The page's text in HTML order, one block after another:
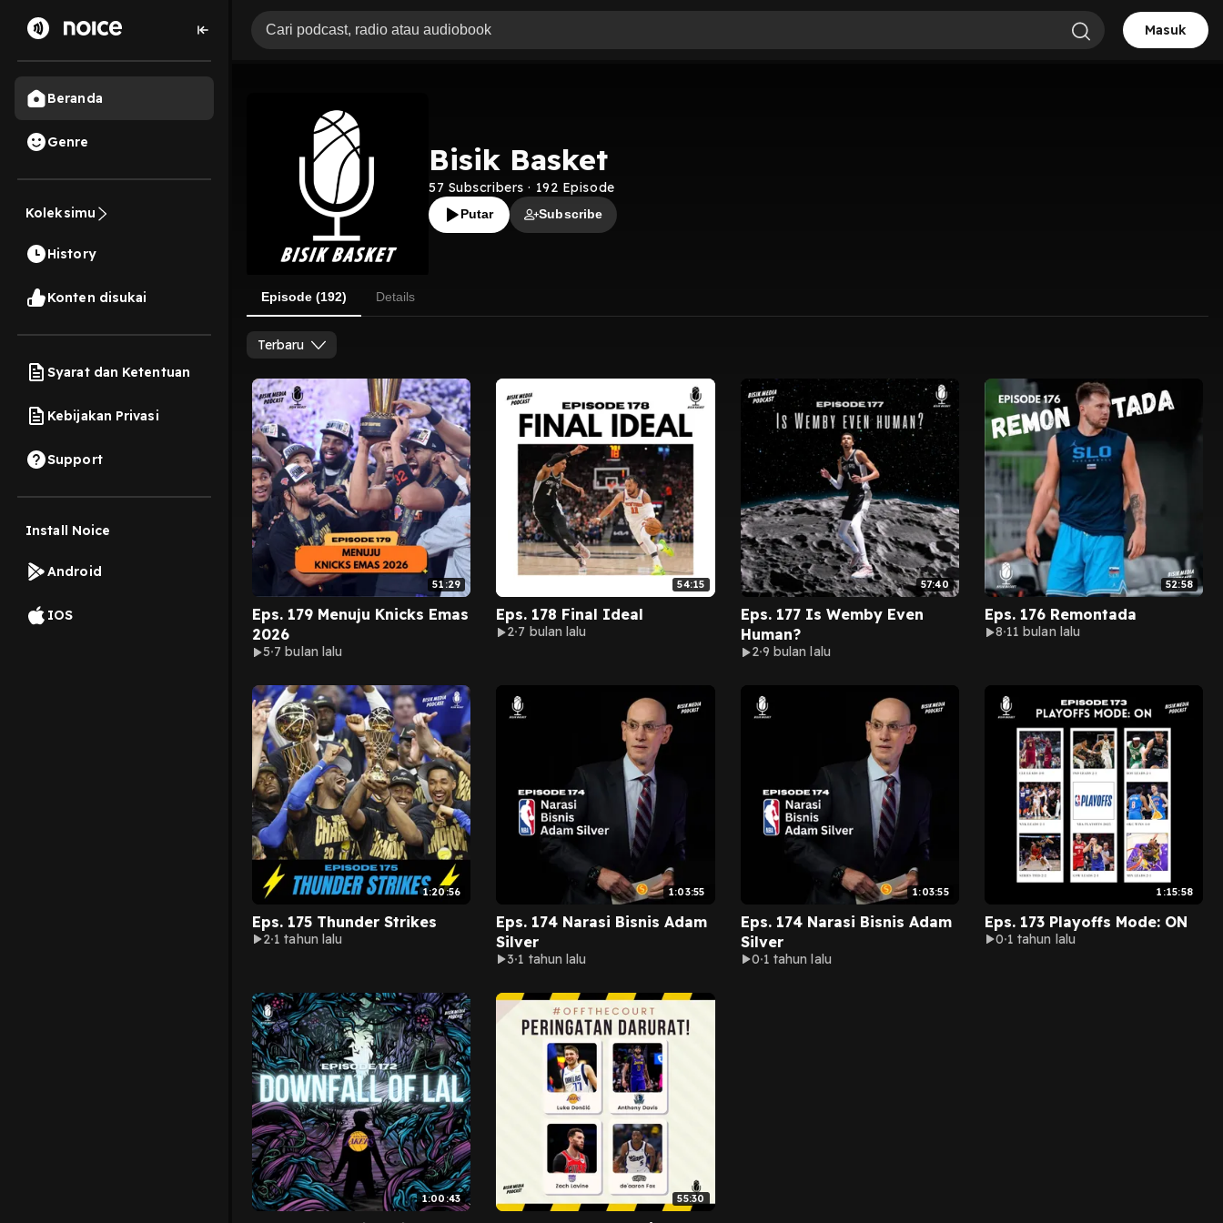
Beranda
Genre
Koleksimu
History
Konten disukai
Syarat dan Ketentuan
Kebijakan Privasi
Support
Install Noice
Android
IOS
Masuk
Bisik Basket
57 Subscribers · 192 Episode
Putar Subscribe
Episode (192) Details
Terbaru
51:29
Eps. 179 Menuju Knicks Emas
2026
5 7 bulan lalu
54:15
Eps. 178 Final Ideal
2 7 bulan lalu
57:40
Eps. 177 Is Wemby Even
Human?
2 9 bulan lalu
52:58
Eps. 176 Remontada
8 11 bulan lalu
1:20:56
Eps. 175 Thunder Strikes
2 1 tahun lalu
1:03:55
Eps. 174 Narasi Bisnis Adam
Silver
3 1 tahun lalu
1:03:55
Eps. 174 Narasi Bisnis Adam
Silver
0 1 tahun lalu
1:15:58
Eps. 173 Playoffs Mode: ON
0 1 tahun lalu
1:00:43 55:30